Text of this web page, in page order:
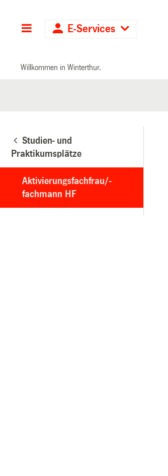
Hauptnavigation
E-Services
Willkommen in Winterthur.
Studien- und
Praktikumsplätze
Aktivierungsfachfrau/-
fachmann HF